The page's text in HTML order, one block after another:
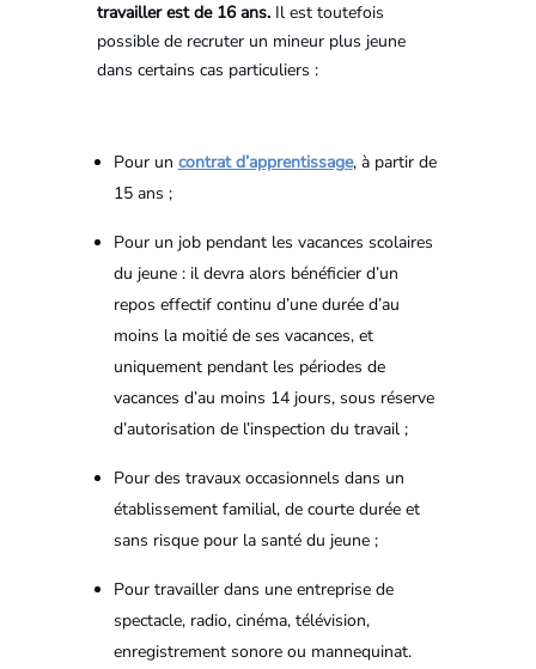
travailler est de 16 ans.Il est toutefois
possible de recruter un mineur plus jeune
dans certains cas particuliers :
Pour un contrat d’apprentissage, à partir de
15 ans ;
Pour un job pendant les vacances scolaires
du jeune : il devra alors bénéficier d’un
repos effectif continu d’une durée d’au
moins la moitié de ses vacances, et
uniquement pendant les périodes de
vacances d’au moins 14 jours, sous réserve
d’autorisation de l’inspection du travail ;
Pour des travaux occasionnels dans un
établissement familial, de courte durée et
sans risque pour la santé du jeune ;
Pour travailler dans une entreprise de
spectacle, radio, cinéma, télévision,
enregistrement sonore ou mannequinat.